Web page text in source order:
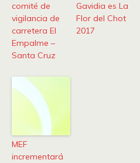
comité de
vigilancia de
carretera El
Empalme –
Santa Cruz
Gavidia es La
Flor del Chot
2017
MEF
incrementará